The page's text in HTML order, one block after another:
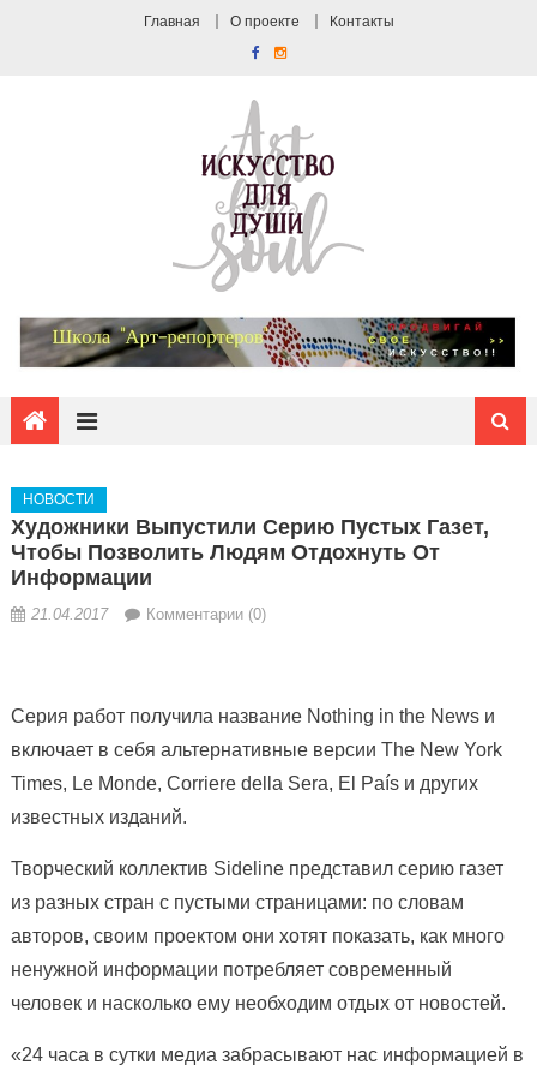
Главная О проекте Контакты
НОВОСТИ
Художники Выпустили Серию Пустых Газет,
Чтобы Позволить Людям Отдохнуть От
Информации
21.04.2017 Комментарии (0)
Серия работ получила название Nothing in the News и
включает в себя альтернативные версии The New York
Times, Le Monde, Corriere della Sera, El País и других
известных изданий.
Творческий коллектив Sideline представил серию газет
из разных стран с пустыми страницами: по словам
авторов, своим проектом они хотят показать, как много
ненужной информации потребляет современный
человек и насколько ему необходим отдых от новостей.
«24 часа в сутки медиа забрасывают нас информацией в